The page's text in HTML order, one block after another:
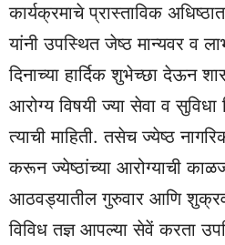
कार्यक्रमाचे प्रास्ताविक
यांनी उपस्थित जेष्ठ मान्यवर व
दिनाच्या हार्दिक शुभेच्छा देऊन
आरोग्य विषयी ज्या सेवा व सुविधा
त्याची माहिती. तसेच ज्येष्ठ
करून ज्येष्ठांच्या आरोग्याची
आठवड्यातील गुरुवार आणि
विविध तज्ञ आपल्या सेवें करता